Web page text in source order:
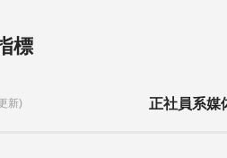
標
新) 正社員系媒